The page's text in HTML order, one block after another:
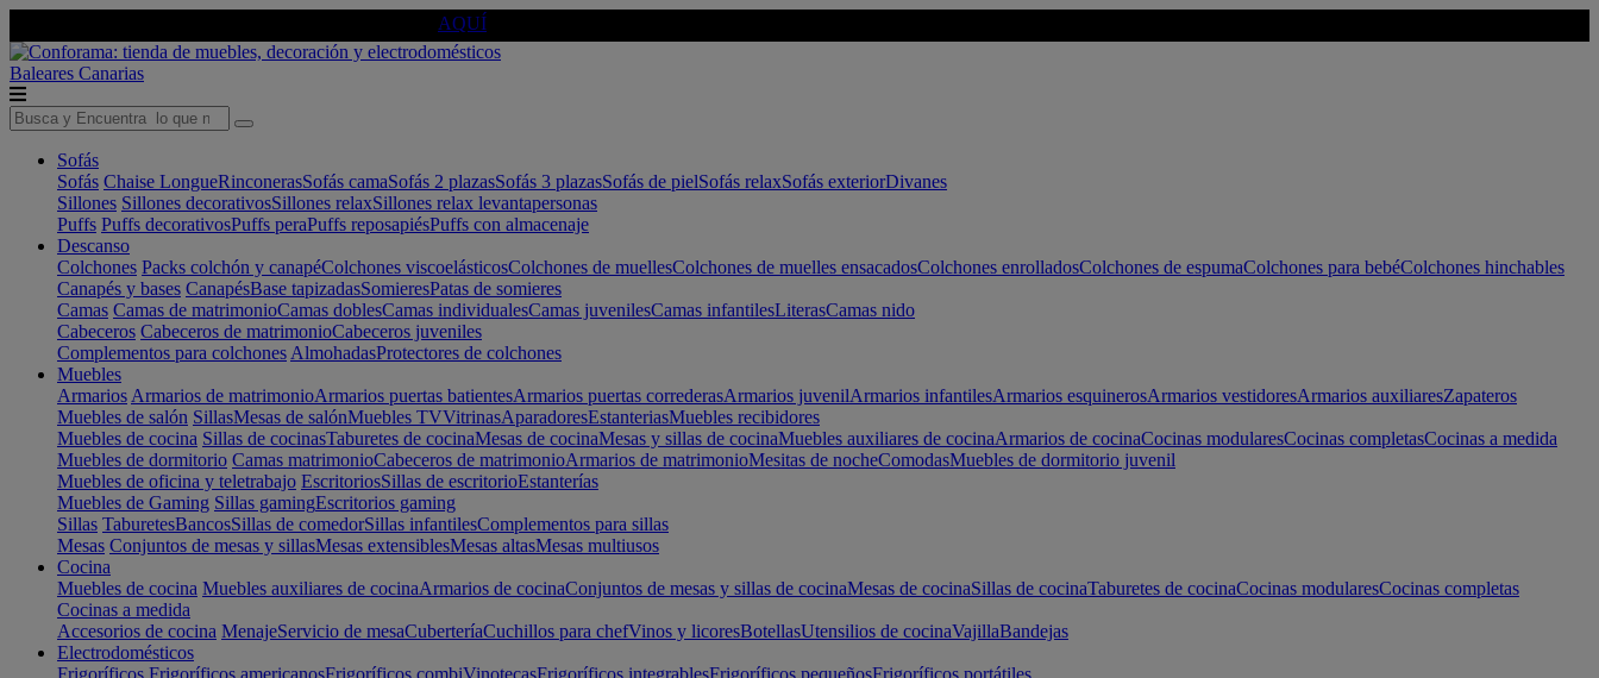
AQUÍ
Baleares Canarias
Sofás
Sofás Chaise LongueRinconerasSofás camaSofás 2 plazasSofás 3 plazasSofás de pielSofás relaxSofás exteriorDivanes
Sillones Sillones decorativosSillones relaxSillones relax levantapersonas
Puffs Puffs decorativosPuffs peraPuffs reposapiésPuffs con almacenaje
Descanso
Colchones Packs colchón y canapéColchones viscoelásticosColchones de muellesColchones de muelles ensacadosColchones enrolladosColchones de espumaColchones para bebéColchones hinchables
Canapés y bases CanapésBase tapizadasSomieresPatas de somieres
Camas Camas de matrimonioCamas doblesCamas individualesCamas juvenilesCamas infantilesLiterasCamas nido
Cabeceros Cabeceros de matrimonioCabeceros juveniles
Complementos para colchones AlmohadasProtectores de colchones
Muebles
Armarios Armarios de matrimonioArmarios puertas batientesArmarios puertas correderasArmarios juvenilArmarios infantilesArmarios esquinerosArmarios vestidoresArmarios auxiliaresZapateros
Muebles de salón SillasMesas de salónMuebles TVVitrinasAparadoresEstanteriasMuebles recibidores
Muebles de cocina Sillas de cocinasTaburetes de cocinaMesas de cocinaMesas y sillas de cocinaMuebles auxiliares de cocinaArmarios de cocinaCocinas modularesCocinas completasCocinas a medida
Muebles de dormitorio Camas matrimonioCabeceros de matrimonioArmarios de matrimonioMesitas de nocheComodasMuebles de dormitorio juvenil
Muebles de oficina y teletrabajo EscritoriosSillas de escritorioEstanterías
Muebles de Gaming Sillas gamingEscritorios gaming
Sillas TaburetesBancosSillas de comedorSillas infantilesComplementos para sillas
Mesas Conjuntos de mesas y sillasMesas extensiblesMesas altasMesas multiusos
Cocina
Muebles de cocina Muebles auxiliares de cocinaArmarios de cocinaConjuntos de mesas y sillas de cocinaMesas de cocinaSillas de cocinaTaburetes de cocinaCocinas modularesCocinas completas
Cocinas a medida
Accesorios de cocina MenajeServicio de mesaCuberteríaCuchillos para chefVinos y licoresBotellasUtensilios de cocinaVajillaBandejas
Electrodomésticos
Frigoríficos Frigoríficos americanosFrigoríficos combiVinotecasFrigoríficos integrablesFrigoríficos pequeñosFrigoríficos portátiles